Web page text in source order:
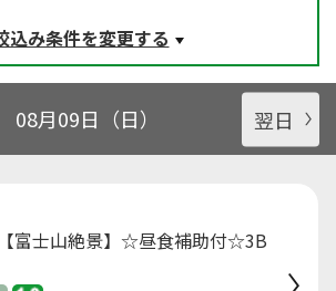
込み条件を変更する
08月09日（日） 翌日
【富士山絶景】☆昼食補助付☆3B